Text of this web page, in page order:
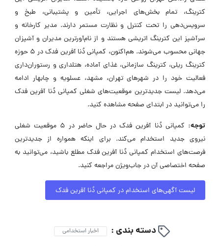
کترینگ، تمام بخش‌های اجرایی، تأمین و پشتیبانی، طبخ و
سرویس‌دهی را تحت کنترل و نظارت مستمر دارند. مدیر کارخانه و
سرآشپز این کترینگ اتریشی هستند و از نام‌آورترین مدیران و آشپزان
جهانی محسوب می‌شوند. هم‌اکنون، کمپانی دُنا آفرین فدک در ۵ حوزه
کترینگ ریلی، کترینگ سازمانی، غذای آماده، هتلداری و رستوران‌داری
فعالیت خود را در شهرهای تهران، مشهد، عسلویه و چابهار ادامه
می‌دهد. لیست جدیدترین موقعیت‌های شغلی کمپانی دُنا آفرین فدک
را می‌توانید در ابتدای صفحه مشاهده کنید.
توجه:
کمپانی دُنا آفرین فدک در حال حاضر در ۵ موقعیت شغلی
نیروی جدید استخدام می‌کند. برای اینکه همواره از جدیدترین
فرصت‌های استخدام کمپانی دُنا آفرین فدک مطلع باشید، می‌توانید به
صفحه اختصاصی آن در جاب‌ویژن مراجعه کنید.
لیست آگهی‌های استخدام در کمپانی دُنا آفرین فدک
دسته بندی : اخبار استخدامی